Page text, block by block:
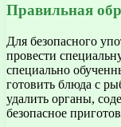
Правильная
Для безопасного
провести
специально
готовить блюда с
удалить органы,
безопасное